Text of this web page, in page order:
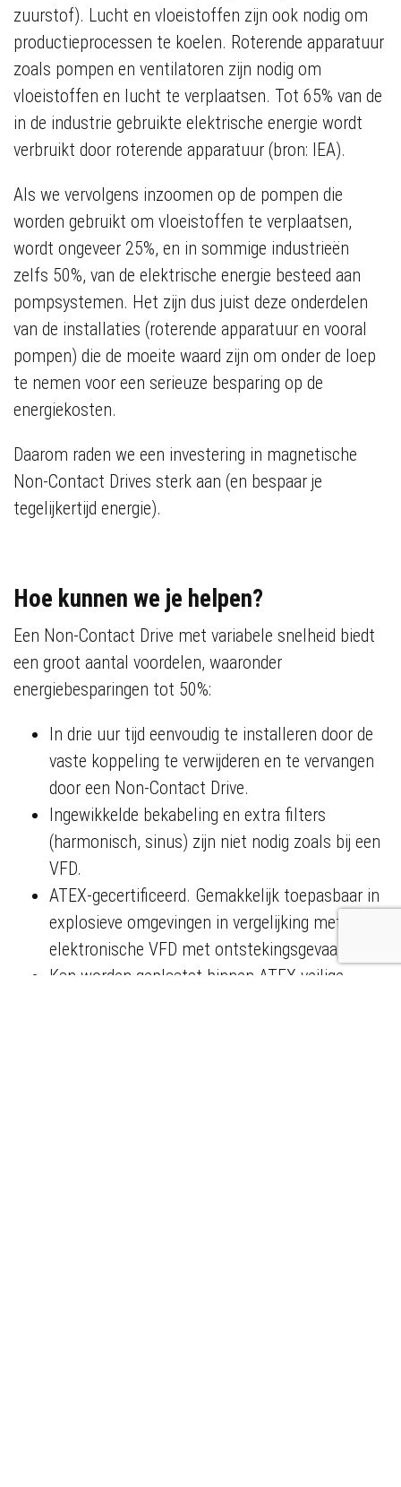
zuurstof). Lucht en vloeistoffen zijn ook nodig om
productieprocessen te koelen. Roterende apparatuur
zoals pompen en ventilatoren zijn nodig om
vloeistoffen en lucht te verplaatsen. Tot 65% van de
in de industrie gebruikte elektrische energie wordt
verbruikt door roterende apparatuur (bron: IEA).
Als we vervolgens inzoomen op de pompen die
worden gebruikt om vloeistoffen te verplaatsen,
wordt ongeveer 25%, en in sommige industrieën
zelfs 50%, van de elektrische energie besteed aan
pompsystemen. Het zijn dus juist deze onderdelen
van de installaties (roterende apparatuur en vooral
pompen) die de moeite waard zijn om onder de loep
te nemen voor een serieuze besparing op de
energiekosten.
Daarom raden we een investering in magnetische
Non-Contact Drives sterk aan (en bespaar je
tegelijkertijd energie).
Hoe kunnen we je helpen?
Een Non-Contact Drive met variabele snelheid biedt
een groot aantal voordelen, waaronder
energiebesparingen tot 50%:
In drie uur tijd eenvoudig te installeren door de
vaste koppeling te verwijderen en te vervangen
door een Non-Contact Drive.
Ingewikkelde bekabeling en extra filters
(harmonisch, sinus) zijn niet nodig zoals bij een
VFD.
ATEX-gecertificeerd. Gemakkelijk toepasbaar in
explosieve omgevingen in vergelijking met een
elektronische VFD met ontstekingsgevaar.
Kan worden geplaatst binnen ATEX veilige